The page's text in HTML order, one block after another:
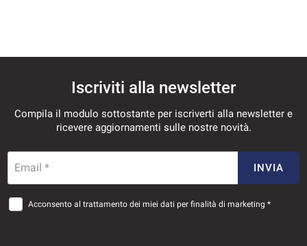
VEDI
756€/mese
36 Mesi
Iscriviti alla newsletter
Compila il modulo sottostante per iscriverti alla newsletter e
ricevere aggiornamenti sulle nostre novità.
Email * INVIA
Acconsento al trattamento dei miei dati per finalità di marketing *